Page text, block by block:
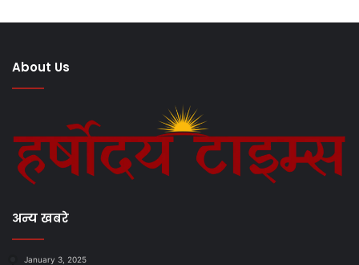
About Us
अन्य खबरे
January 3, 2025